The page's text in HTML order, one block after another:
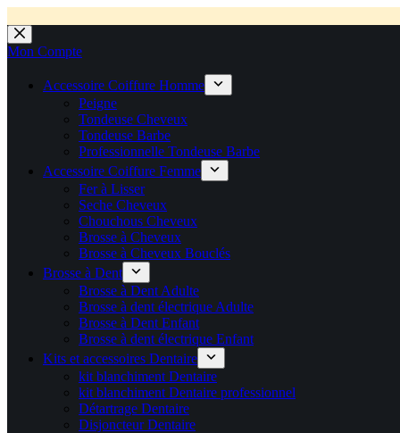
Passer
au
Mon Compte
Accessoire Coiffure Homme
Peigne
Tondeuse Cheveux
Tondeuse Barbe
Professionnelle Tondeuse Barbe
Accessoire Coiffure Femme
Fer à Lisser
Seche Cheveux
Chouchous Cheveux
Brosse à Cheveux
Brosse à Cheveux Bouclés
Brosse à Dent
Brosse à Dent Adulte
Brosse à dent électrique Adulte
Brosse à Dent Enfant
Brosse à dent électrique Enfant
Kits et accessoires Dentaire
kit blanchiment Dentaire
kit blanchiment Dentaire professionnel
Détartrage Dentaire
Disjoncteur Dentaire